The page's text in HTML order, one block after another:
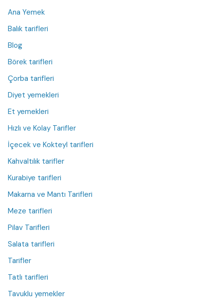
Ana Yemek
Balık tarifleri
Blog
Börek tarifleri
Çorba tarifleri
Diyet yemekleri
Et yemekleri
Hızlı ve Kolay Tarifler
İçecek ve Kokteyl tarifleri
Kahvaltılık tarifler
Kurabiye tarifleri
Makarna ve Mantı Tarifleri
Meze tarifleri
Pilav Tarifleri
Salata tarifleri
Tarifler
Tatlı tarifleri
Tavuklu yemekler